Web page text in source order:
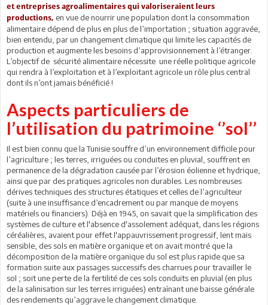
et entreprises agroalimentaires qui valoriseraient leurs
productions, en vue de nourrir une population dont la consommation
alimentaire dépend de plus en plus de l’importation ; situation aggravée,
bien entendu, par un changement climatique qui limite les capacités de
production et augmente les besoins d’approvisionnement à l’étranger.
L’objectif de sécurité alimentaire nécessite une réelle politique agricole
qui rendra à l’exploitation et à l’exploitant agricole un rôle plus central
dont ils n’ont jamais bénéficié !
Aspects particuliers de
l’utilisation du patrimoine ‘’sol’’
Il est bien connu que la Tunisie souffre d’un environnement difficile pour
l’agriculture ; les terres, irriguées ou conduites en pluvial, souffrent en
permanence de la dégradation causée par l’érosion éolienne et hydrique,
ainsi que par des pratiques agricoles non durables. Les nombreuses
dérives techniques des structures étatiques et celles de l’agriculteur
(suite à une insuffisance d’encadrement ou par manque de moyens
matériels ou financiers). Déjà en 1945, on savait que la simplification des
systèmes de culture et l'absence d'assolement adéquat, dans les régions
céréalières, avaient pour effet l'appauvrissement progressif, lent mais
sensible, des sols en matière organique et on avait montré que la
décomposition de la matière organique du sol est plus rapide que sa
formation suite aux passages successifs des charrues pour travailler le
sol ; soit une perte de la fertilité de ces sols conduits en pluvial (en plus
de la salinisation sur les terres irriguées) entraînant une baisse générale
des rendements qu’aggrave le changement climatique.